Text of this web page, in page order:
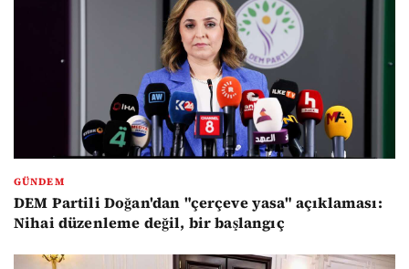
GÜNDEM
DEM Partili Doğan'dan "çerçeve yasa" açıklaması:
Nihai düzenleme değil, bir başlangıç